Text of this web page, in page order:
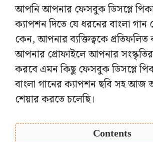
আপনি আপনার ফেসবুক ডিসপ্লে
ক্যাপশন দিতে যে ধরনের বাংলা গান
কেন, আপনার ব্যক্তিত্বকে
আপনার প্রোফাইলে আপনার
করবে এমন কিছু ফেসবুক ডিসপ্লে
বাংলা গানের ক্যাপশন ছবি সহ আজ
শেয়ার করতে চলেছি।
Contents